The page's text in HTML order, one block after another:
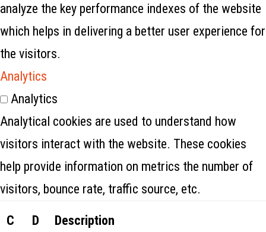
analyze the key performance indexes of the website
which helps in delivering a better user experience for
the visitors.
Analytics
Analytics
Analytical cookies are used to understand how
visitors interact with the website. These cookies
help provide information on metrics the number of
visitors, bounce rate, traffic source, etc.
C
D
Description